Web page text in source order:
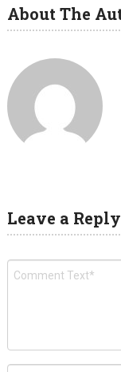
About The
Leave a Reply